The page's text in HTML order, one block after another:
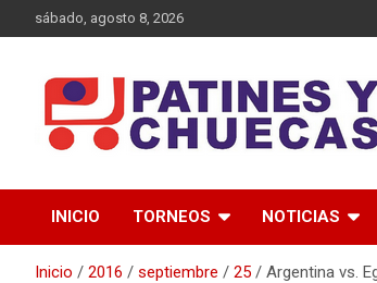
al
sábado, agosto 8, 2026
Patines y
INICIO TORNEOS NOTICIAS
Inicio 2016 septiembre 25 Argentina vs.